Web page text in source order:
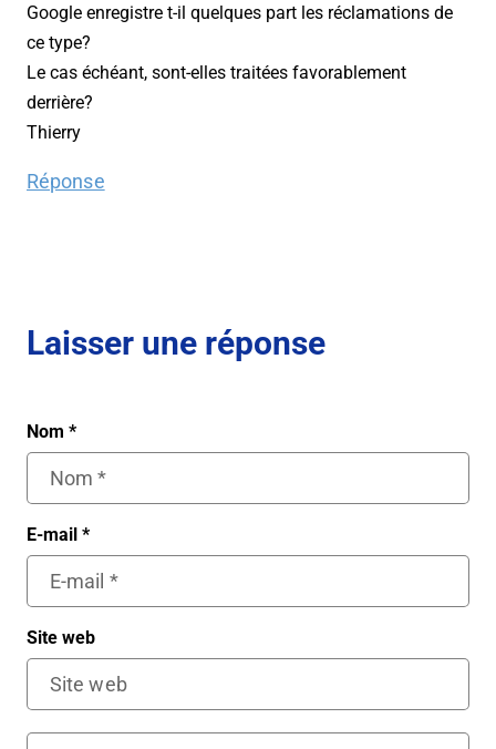
Google enregistre t-il quelques part les réclamations de
ce type?
Le cas échéant, sont-elles traitées favorablement
derrière?
Thierry
Réponse
Laisser une réponse
Nom *
E-mail *
Site web